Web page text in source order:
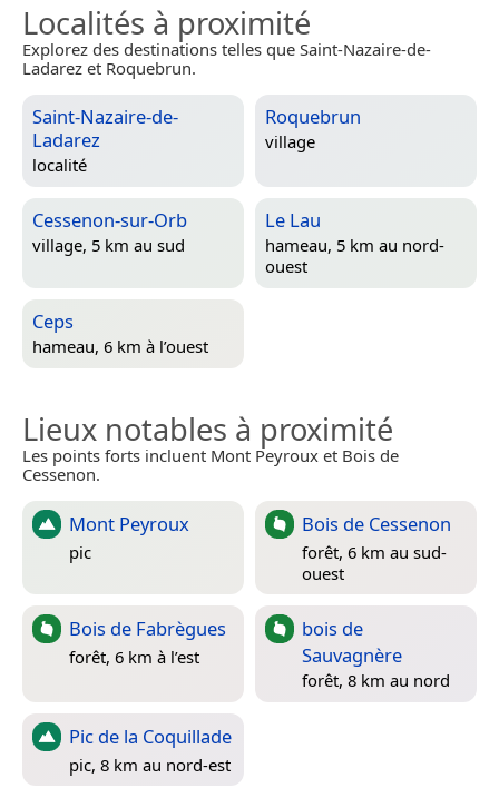
Localités à proximité
Explorez des destinations telles que Saint-Nazaire-de-
Ladarez et Roquebrun.
Saint-Nazaire-de-
Ladarez
localité
Roquebrun
village
Cessenon-sur-Orb
village, 5 km au sud
Le Lau
hameau, 5 km au nord-
ouest
Ceps
hameau, 6 km à l’ouest
Lieux notables à proximité
Les points forts incluent Mont Peyroux et Bois de
Cessenon.
Mont Peyroux
pic
Bois de Cessenon
forêt, 6 km au sud-
ouest
Bois de Fabrègues
forêt, 6 km à l’est
bois de
Sauvagnère
forêt, 8 km au nord
Pic de la Coquillade
pic, 8 km au nord-est